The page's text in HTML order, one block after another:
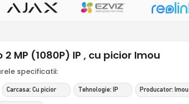
MP (1080P) IP , cu picior Imou
specificatii:
Carcasa: Cu picior Tehnologie: IP Producator: Imou